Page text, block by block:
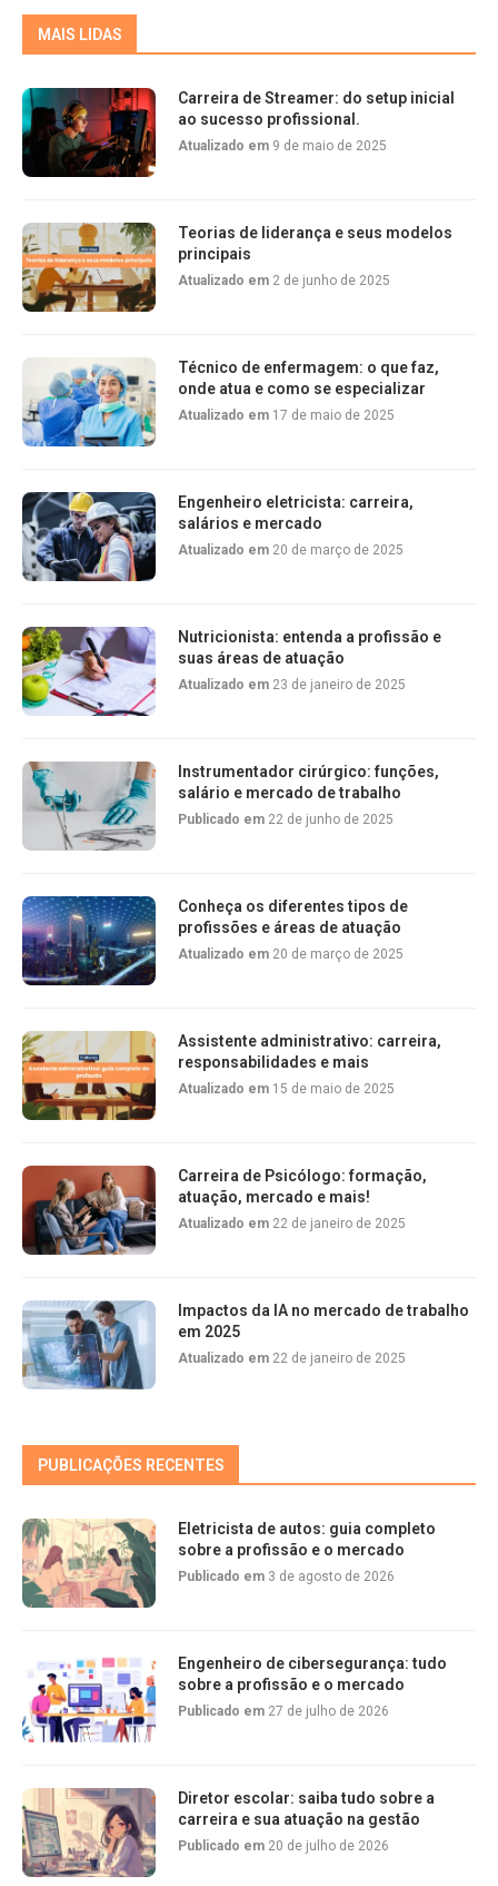
MAIS LIDAS
Carreira de Streamer: do setup inicial
ao sucesso profissional.
Atualizado em 9 de maio de 2025
Teorias de liderança e seus modelos
principais
Atualizado em 2 de junho de 2025
Técnico de enfermagem: o que faz,
onde atua e como se especializar
Atualizado em 17 de maio de 2025
Engenheiro eletricista: carreira,
salários e mercado
Atualizado em 20 de março de 2025
Nutricionista: entenda a profissão e
suas áreas de atuação
Atualizado em 23 de janeiro de 2025
Instrumentador cirúrgico: funções,
salário e mercado de trabalho
Publicado em 22 de junho de 2025
Conheça os diferentes tipos de
profissões e áreas de atuação
Atualizado em 20 de março de 2025
Assistente administrativo: carreira,
responsabilidades e mais
Atualizado em 15 de maio de 2025
Carreira de Psicólogo: formação,
atuação, mercado e mais!
Atualizado em 22 de janeiro de 2025
Impactos da IA no mercado de trabalho
em 2025
Atualizado em 22 de janeiro de 2025
PUBLICAÇÕES RECENTES
Eletricista de autos: guia completo
sobre a profissão e o mercado
Publicado em 3 de agosto de 2026
Engenheiro de cibersegurança: tudo
sobre a profissão e o mercado
Publicado em 27 de julho de 2026
Diretor escolar: saiba tudo sobre a
carreira e sua atuação na gestão
Publicado em 20 de julho de 2026